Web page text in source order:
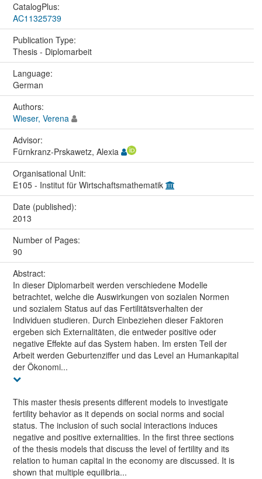
CatalogPlus:
AC11325739
Publication Type:
Thesis - Diplomarbeit
Language:
German
Authors:
Wieser, Verena
Advisor:
Fürnkranz-Prskawetz, Alexia
Organisational Unit:
E105 - Institut für Wirtschaftsmathematik
Date (published):
2013
Number of Pages:
90
Abstract:
In dieser Diplomarbeit werden verschiedene Modelle
betrachtet, welche die Auswirkungen von sozialen Normen
und sozialem Status auf das Fertilitätsverhalten der
Individuen studieren. Durch Einbeziehen dieser Faktoren
ergeben sich Externalitäten, die entweder positive oder
negative Effekte auf das System haben. Im ersten Teil der
Arbeit werden Geburtenziffer und das Level an Humankapital
der Ökonomi...
This master thesis presents different models to investigate
fertility behavior as it depends on social norms and social
status. The inclusion of such social interactions induces
negative and positive externalities. In the first three sections
of the thesis models that discuss the level of fertility and its
relation to human capital in the economy are discussed. It is
shown that multiple equilibria...